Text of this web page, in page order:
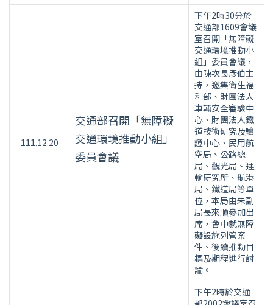
111.12.20
交通部召開「無障礙
交通環境推動小組」
委員會議
下午2時30分於
交通部1609會議
室召開「無障礙
交通環境推動小
組」委員會議，
由陳次長彥伯主
持，邀集衛生福
利部、財團法人
車輛安全審驗中
心、財團法人鐵
道技術研究及驗
證中心、民用航
空局、公路總
局、觀光局、運
輸研究所、航港
局、鐵道局等單
位，本局由朱副
局長來順參加出
席，會中就無障
礙設施列管案
件、後續推動目
標及期程進行討
論。
下午2時於交通